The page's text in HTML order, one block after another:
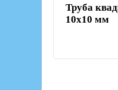
Труба
10х10 мм